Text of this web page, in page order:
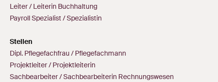
Leiter / Leiterin Buchhaltung
Payroll Spezialist / Spezialistin
Stellen
Dipl. Pflegefachfrau / Pflegefachmann
Projektleiter / Projektleiterin
Sachbearbeiter / Sachbearbeiterin Rechnungswesen